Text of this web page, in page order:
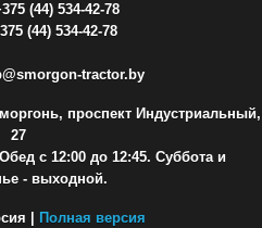
(44) 534-42-78
(44) 534-42-78
tractor.by
проспект Индустриальный,
27
с 12:00 до 12:45. Суббота и
- выходной.
| Полная версия